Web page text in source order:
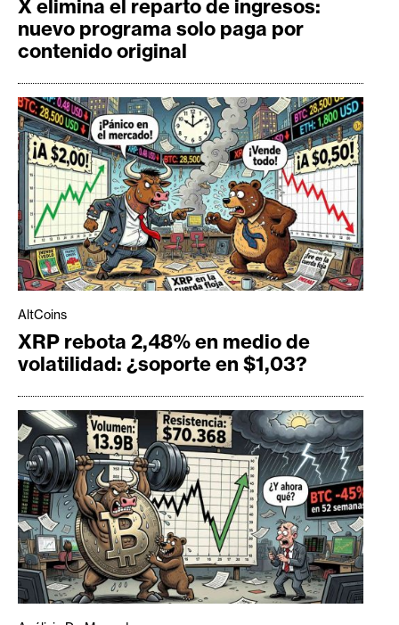
X elimina el reparto de ingresos:
nuevo programa solo paga por
contenido original
AltCoins
XRP rebota 2,48% en medio de
volatilidad: ¿soporte en $1,03?